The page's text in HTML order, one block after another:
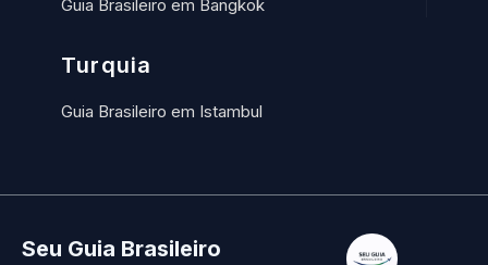
Guia Brasileiro em Bangkok
Turquia
Guia Brasileiro em Istambul
Seu Guia Brasileiro